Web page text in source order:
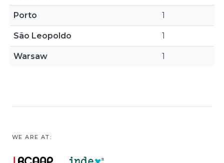
Porto 1
São Leopoldo 1
Warsaw 1
WE ARE AT: